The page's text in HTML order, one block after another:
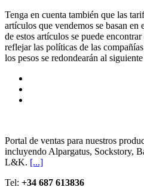
Tenga en cuenta también que las
artículos que vendemos se basan en
de estos artículos se puede
reflejar las políticas de las
los pesos se redondearán al
Portal de ventas para nuestros
incluyendo Alpargatus, Sockstory,
L&K. [...]
Tel: +34 687 613836